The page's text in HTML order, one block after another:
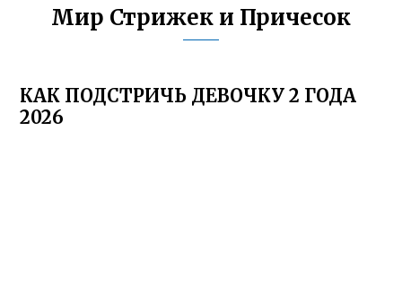
Мир Стрижек и Причесок
КАК ПОДСТРИЧЬ ДЕВОЧКУ 2 ГОДА
2026